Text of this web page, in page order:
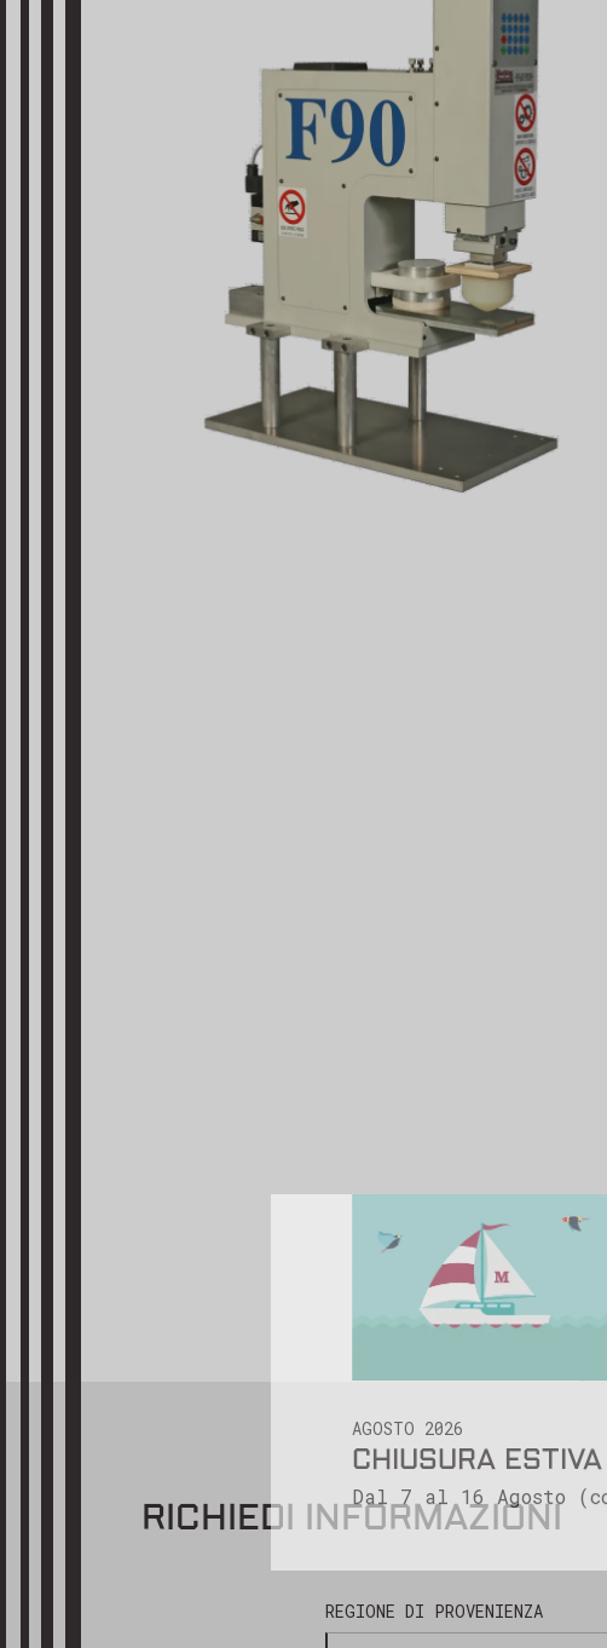
CHIUSURA ESTIVA
RICHIEDI INFORMAZIONI
REGIONE DI PROVENIENZA
GRAZIE
Gentile cliente,
abbiamo
più presto,
Cordiali saluti
Il team di